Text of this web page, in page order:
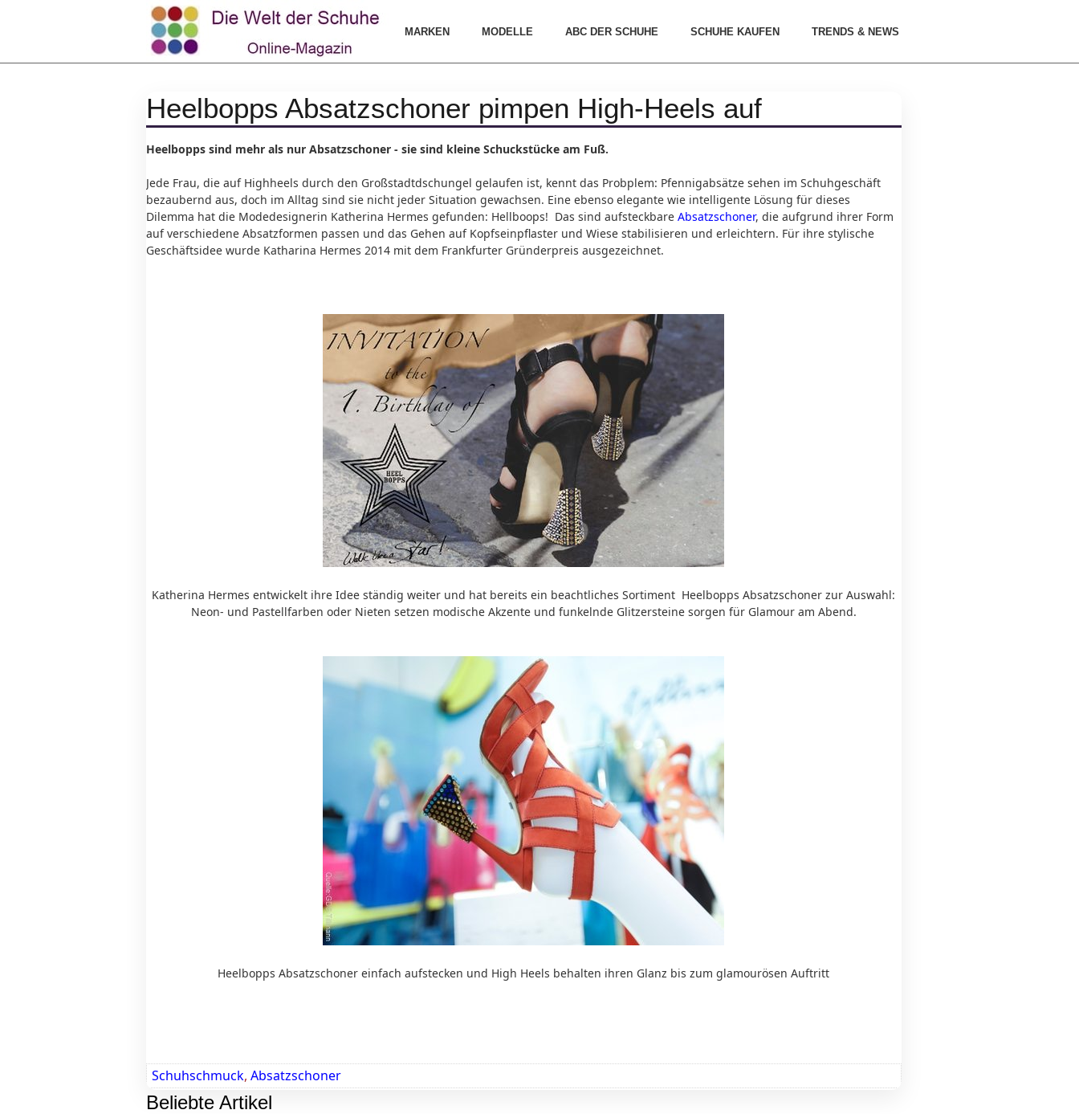
MARKEN MODELLE ABC DER SCHUHE SCHUHE KAUFEN TRENDS & NEWS
Heelbopps Absatzschoner pimpen High-Heels auf
Heelbopps sind mehr als nur Absatzschoner - sie sind kleine Schuckstücke am Fuß.
Jede Frau, die auf Highheels durch den Großstadtdschungel gelaufen ist, kennt das Probplem: Pfennigabsätze sehen im Schuhgeschäft
bezaubernd aus, doch im Alltag sind sie nicht jeder Situation gewachsen. Eine ebenso elegante wie intelligente Lösung für dieses
Dilemma hat die Modedesignerin Katherina Hermes gefunden: Hellboops! Das sind aufsteckbare Absatzschoner, die aufgrund ihrer Form
auf verschiedene Absatzformen passen und das Gehen auf Kopfseinpflaster und Wiese stabilisieren und erleichtern. Für ihre stylische
Geschäftsidee wurde Katharina Hermes 2014 mit dem Frankfurter Gründerpreis ausgezeichnet.
Katherina Hermes entwickelt ihre Idee ständig weiter und hat bereits ein beachtliches Sortiment Heelbopps Absatzschoner zur Auswahl:
Neon- und Pastellfarben oder Nieten setzen modische Akzente und funkelnde Glitzersteine sorgen für Glamour am Abend.
Heelbopps Absatzschoner einfach aufstecken und High Heels behalten ihren Glanz bis zum glamourösen Auftritt
Schuhschmuck, Absatzschoner
Beliebte Artikel